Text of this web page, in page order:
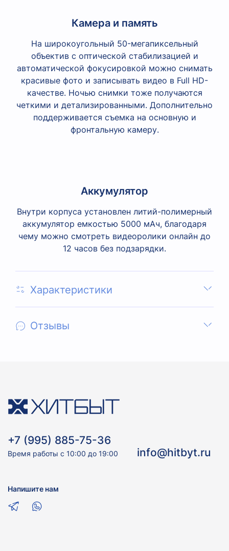
Камера и память
На широкоугольный 50-мегапиксельный
объектив с оптической стабилизацией и
автоматической фокусировкой можно снимать
красивые фото и записывать видео в Full HD-
качестве. Ночью снимки тоже получаются
четкими и детализированными. Дополнительно
поддерживается съемка на основную и
фронтальную камеру.
Аккумулятор
Внутри корпуса установлен литий-полимерный
аккумулятор емкостью 5000 мАч, благодаря
чему можно смотреть видеоролики онлайн до
12 часов без подзарядки.
Характеристики
Отзывы
+7 (995) 885-75-36
Время работы с 10:00 до 19:00 info@hitbyt.ru
Напишите нам